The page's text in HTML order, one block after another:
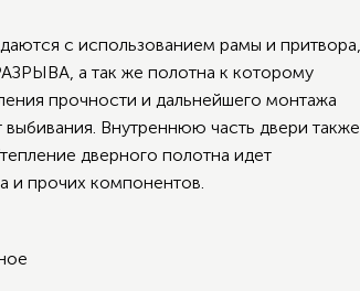
с использованием рамы и притвора,
а так же полотна к которому
прочности и дальнейшего монтажа
Внутреннюю часть двери также
дверного полотна идет
и прочих компонентов.